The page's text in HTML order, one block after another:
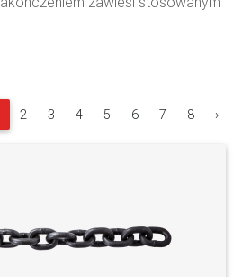
2 3 4 5 6 7 8 ›